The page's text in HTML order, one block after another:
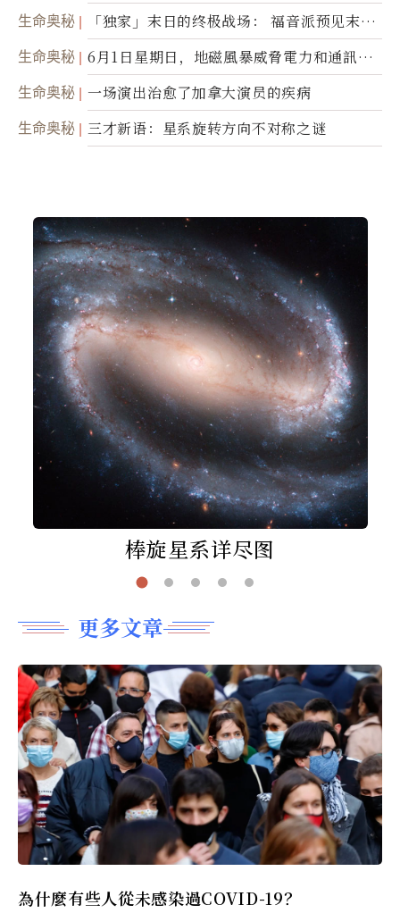
生命奥秘
「独家」末日的终极战场： 福音派预见末
世；希腊僧侣预言以色列的进攻
生命奥秘
6月1日星期日，地磁風暴威脅電力和通訊基
礎設施
生命奥秘 一场演出治愈了加拿大演员的疾病
生命奥秘 三才新语：星系旋转方向不对称之谜
棒旋星系详尽图
更多文章
為什麼有些人從未感染過COVID-19？